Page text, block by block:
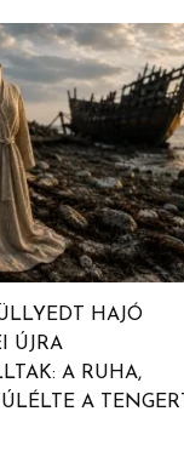
HAJÓ
ÚJRA
A RUHA,
A TENGERT